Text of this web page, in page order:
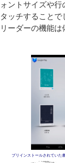
ォントサイズや
タッチすること
リーダーの機能は
プリインストールされていた